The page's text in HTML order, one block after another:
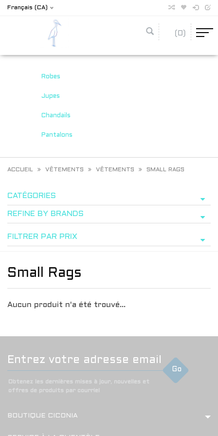
Français (CA)
(0)
Robes
Jupes
Chandails
Pantalons
ACCUEIL VÊTEMENTS VÊTEMENTS SMALL RAGS
CATÉGORIES
REFINE BY BRANDS
FILTRER PAR PRIX
Small Rags
Aucun produit n'a été trouvé...
Go
Obtenez les dernières mises à jour, nouvelles et
offres de produits par courriel
BOUTIQUE CICONIA